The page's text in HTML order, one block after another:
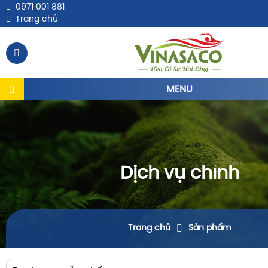
0971 001 881
Trang chủ
MENU
Dịch vụ chính
Trang chủ Sản phẩm